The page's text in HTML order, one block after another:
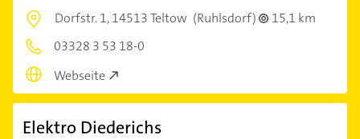
Dorfstr. 1,14513 Teltow (Ruhlsdorf)
15,1 km
03328 3 53 18-0
Webseite
Elektro Diederichs